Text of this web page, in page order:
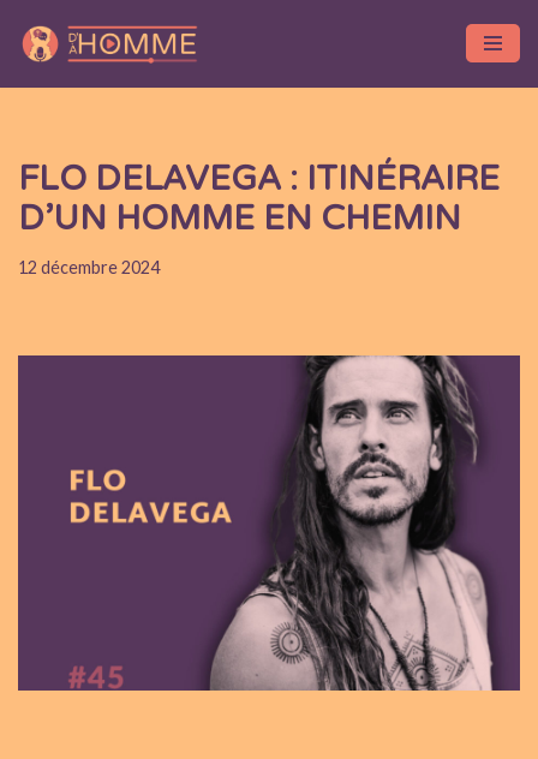
Aller
FLO DELAVEGA : ITINÉRAIRE
D’UN HOMME EN CHEMIN
12 décembre 2024